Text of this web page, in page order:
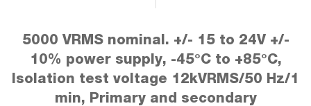
5000 VRMS nominal. +/- 15 to 24V +/-
10% power supply, -45°C to +85°C,
Isolation test voltage 12kVRMS/50 Hz/1
min, Primary and secondary